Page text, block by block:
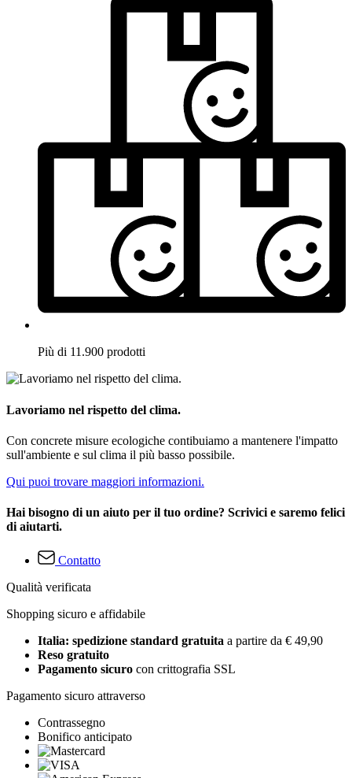
Più di 11.900 prodotti
Lavoriamo nel rispetto del clima.
Con concrete misure ecologiche contibuiamo a mantenere l'impatto
sull'ambiente e sul clima il più basso possibile.
Qui puoi trovare maggiori informazioni.
Hai bisogno di un aiuto per il tuo ordine? Scrivici e saremo felici
di aiutarti.
Contatto
Qualità verificata
Shopping sicuro e affidabile
Italia: spedizione standard gratuita a partire da € 49,90
Reso gratuito
Pagamento sicuro con crittografia SSL
Pagamento sicuro attraverso
Contrassegno
Bonifico anticipato